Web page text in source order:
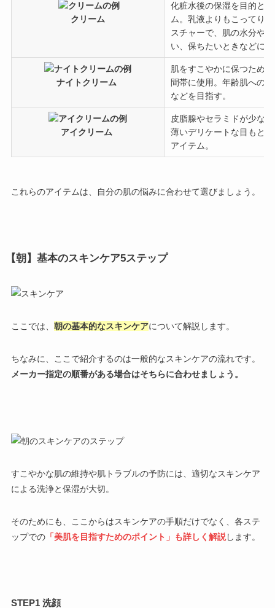
クリーム
化粧水後の保湿を目的と
ム。乳液よりもこってり
スチャーで、肌の水分や
い、保ちたいときなどに
ナイトクリーム
肌をすこやかに保つため
間帯に使用。年齢肌への
などを目指す。
アイクリーム
皮脂腺やセラミドが少な
薄いデリケートな目もと
アイテム。
これらのアイテムは、自分の肌の悩みに合わせて選びましょう。
【朝】基本のスキンケア5ステップ
ここでは、 朝の基本的なスキンケアについて解説します。
ちなみに、ここで紹介するのは一般的なスキンケアの流れです。
メーカー指定の順番がある場合はそちらに合わせましょう。
すこやかな肌の維持や肌トラブルの予防には、適切なスキンケア
による洗浄と保湿が大切。
そのためにも、ここからはスキンケアの手順だけでなく、各ステ
ップでの「美肌を目指すためのポイント」も詳しく解説します。
STEP1 洗顔